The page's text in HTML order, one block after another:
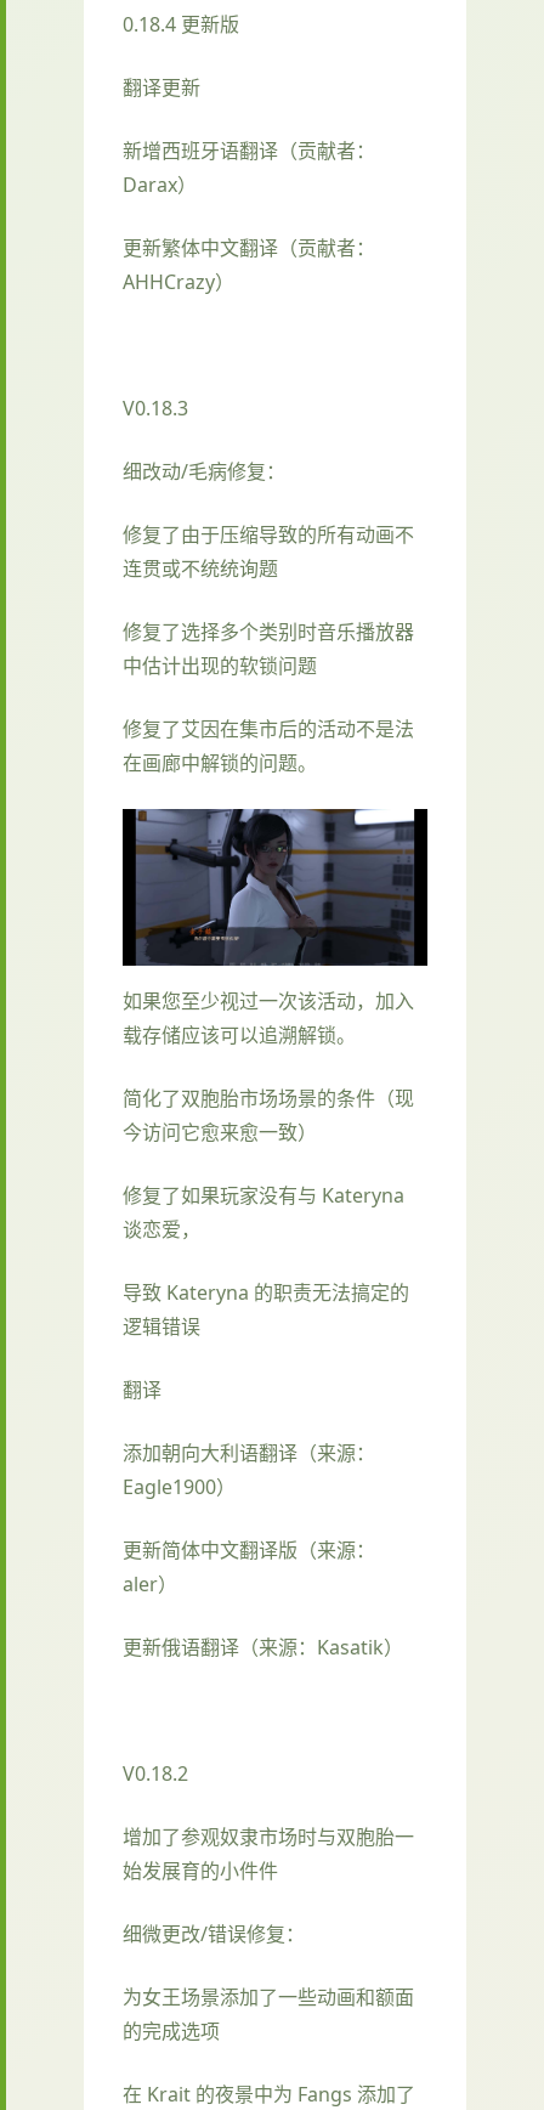
0.18.4 更新版
翻译更新
新增西班牙语翻译（贡献者：
Darax）
更新繁体中文翻译（贡献者：
AHHCrazy）
V0.18.3
细改动/毛病修复：
修复了由于压缩导致的所有动画不
连贯或不统统询题
修复了选择多个类别时音乐播放器
中估计出现的软锁问题
修复了艾因在集市后的活动不是法
在画廊中解锁的问题。
如果您至少视过一次该活动，加入
载存储应该可以追溯解锁。
简化了双胞胎市场场景的条件（现
今访问它愈来愈一致）
修复了如果玩家没有与 Kateryna
谈恋爱，
导致 Kateryna 的职责无法搞定的
逻辑错误
翻译
添加朝向大利语翻译（来源：
Eagle1900）
更新简体中文翻译版（来源：
aler）
更新俄语翻译（来源：Kasatik）
V0.18.2
增加了参观奴隶市场时与双胞胎一
始发展育的小件件
细微更改/错误修复：
为女王场景添加了一些动画和额面
的完成选项
在 Krait 的夜景中为 Fangs 添加了